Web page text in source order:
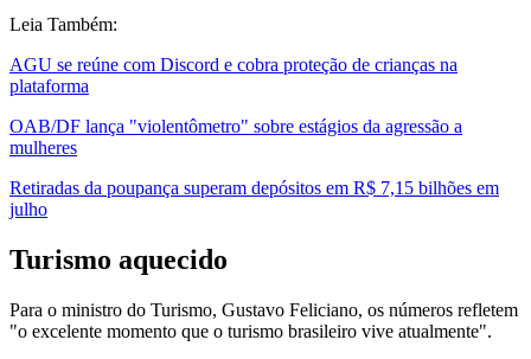
Leia Também:
AGU se reúne com Discord e cobra proteção de crianças na
plataforma
OAB/DF lança "violentômetro" sobre estágios da agressão a
mulheres
Retiradas da poupança superam depósitos em R$ 7,15 bilhões em
julho
Turismo aquecido
Para o ministro do Turismo, Gustavo Feliciano, os números refletem
"o excelente momento que o turismo brasileiro vive atualmente".